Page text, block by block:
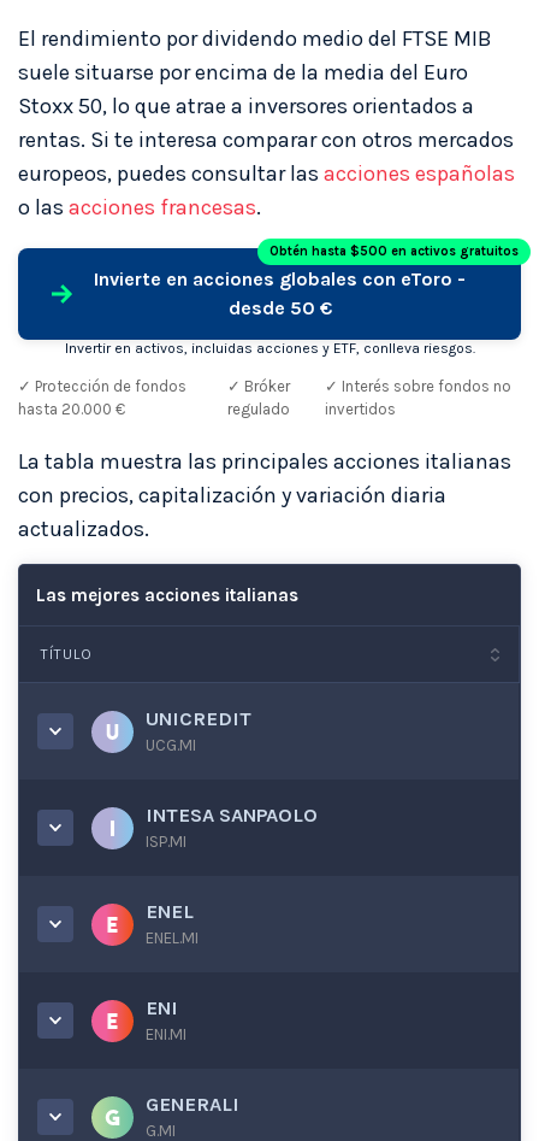
El rendimiento por dividendo medio del FTSE MIB
suele situarse por encima de la media del Euro
Stoxx 50, lo que atrae a inversores orientados a
rentas. Si te interesa comparar con otros mercados
europeos, puedes consultar las acciones españolas
o las acciones francesas.
Invierte en acciones globales con eToro -
desde 50 €
Obtén hasta $500 en activos gratuitos
Invertir en activos, incluidas acciones y ETF, conlleva riesgos.
✓ Protección de fondos
hasta 20.000 €
✓ Bróker
regulado
✓ Interés sobre fondos no
invertidos
La tabla muestra las principales acciones italianas
con precios, capitalización y variación diaria
actualizados.
Las mejores acciones italianas
TÍTULO
UNICREDIT
UCG.MI
INTESA SANPAOLO
ISP.MI
ENEL
ENEL.MI
ENI
ENI.MI
GENERALI
G.MI